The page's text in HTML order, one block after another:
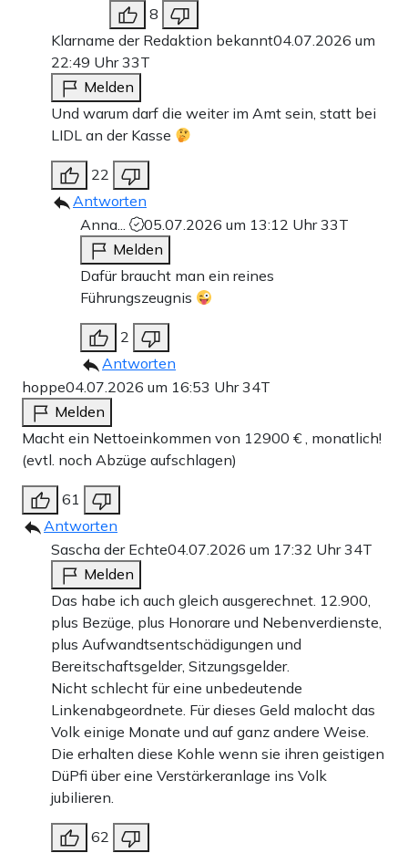
8
Klarname der Redaktion bekannt04.07.2026 um
22:49 Uhr33T
Melden
Und warum darf die weiter im Amt sein, statt bei
LIDL an der Kasse
22
Antworten
Anna...
05.07.2026 um 13:12 Uhr33T
Melden
Dafür braucht man ein reines
Führungszeugnis
2
Antworten
hoppe04.07.2026 um 16:53 Uhr34T
Melden
Macht ein Nettoeinkommen von 12900 € , monatlich!
(evtl. noch Abzüge aufschlagen)
61
Antworten
Sascha der Echte04.07.2026 um 17:32 Uhr34T
Melden
Das habe ich auch gleich ausgerechnet. 12.900,
plus Bezüge, plus Honorare und Nebenverdienste,
plus Aufwandtsentschädigungen und
Bereitschaftsgelder, Sitzungsgelder.
Nicht schlecht für eine unbedeutende
Linkenabgeordnete. Für dieses Geld malocht das
Volk einige Monate und auf ganz andere Weise.
Die erhalten diese Kohle wenn sie ihren geistigen
DüPfi über eine Verstärkeranlage ins Volk
jubilieren.
62